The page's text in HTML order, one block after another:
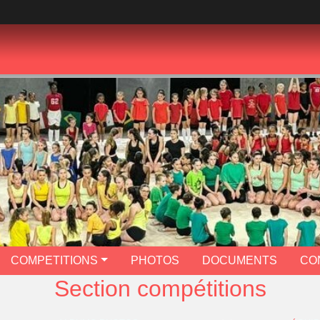
COMPETITIONS PHOTOS DOCUMENTS
Section compétitions